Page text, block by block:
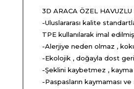
3D ARACA ÖZEL
-Uluslararası kalite
TPE kullanılarak imal
-Alerjiye neden olmaz ,
-Ekolojik , doğayla dost
-Şeklini kaybetmez ,
-Paspasların kaymaması